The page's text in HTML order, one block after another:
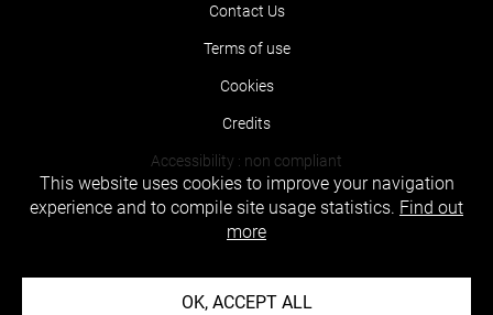
Contact Us
Terms of use
Cookies
Credits
Accessibility : non compliant
This website uses cookies to improve your navigation
experience and to compile site usage statistics. Find out
more
OK, ACCEPT ALL